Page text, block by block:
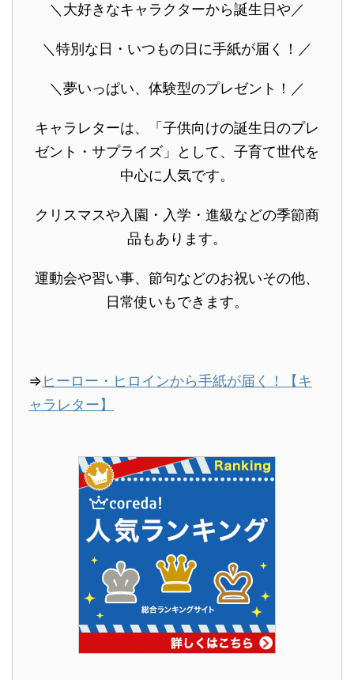
＼大好きなキャラクターから誕生日や／
＼特別な日・いつもの日に手紙が届く！／
＼夢いっぱい、体験型のプレゼント！／
キャラレターは、「子供向けの誕生日のプレ
ゼント・サプライズ」として、子育て世代を
中心に人気です。
クリスマスや入園・入学・進級などの季節商
品もあります。
運動会や習い事、節句などのお祝いその他、
日常使いもできます。
⇒ヒーロー・ヒロインから手紙が届く！【キ
ャラレター】